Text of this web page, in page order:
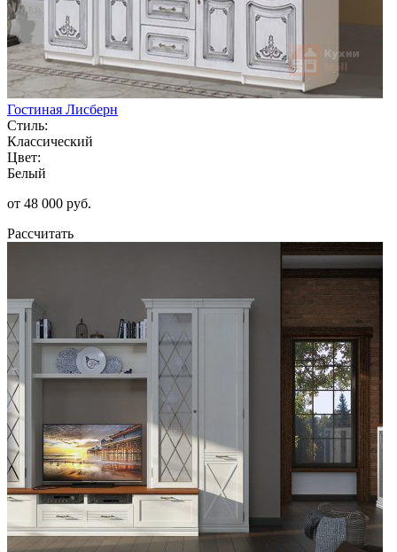
Гостиная Лисберн
Стиль:
Классический
Цвет:
Белый
от 48 000 руб.
Рассчитать